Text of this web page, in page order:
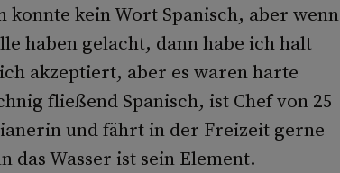
kein Wort Spanisch, aber wenn
haben gelacht, dann habe ich halt
akzeptiert, aber es waren harte
fließend Spanisch, ist Chef von 25
und fährt in der Freizeit gerne
das Wasser ist sein Element.